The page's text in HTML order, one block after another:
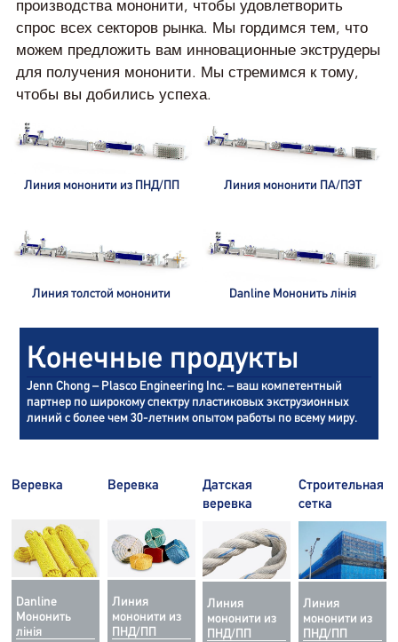
производства мононити, чтобы удовлетворить
спрос всех секторов рынка. Мы гордимся тем, что
можем предложить вам инновационные экструдеры
для получения мононити. Мы стремимся к тому,
чтобы вы добились успеха.
Линия мононити из ПНД/ПП Линия мононити ПА/ПЭТ
Линия толстой мононити Danline Мононить лінія
Конечные продукты
Jenn Chong – Plasco Engineering Inc. – ваш компетентный
партнер по широкому спектру пластиковых экструзионных
линий с более чем 30-летним опытом работы по всему миру.
Веревка
Danline
Мононить
лінія
Веревка
Линия
мононити из
ПНД/ПП
Датская
веревка
Линия
мононити из
ПНД/ПП
Строительная
сетка
Линия
мононити из
ПНД/ПП